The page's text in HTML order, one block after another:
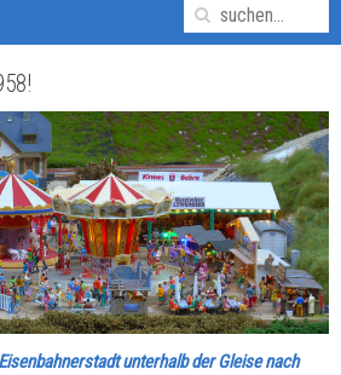
unterhalb der Gleise nach